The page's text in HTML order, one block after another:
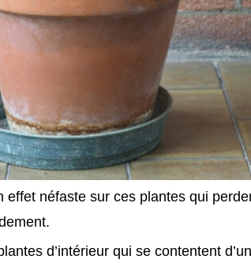
néfaste sur ces plantes qui
d’intérieur qui se contentent